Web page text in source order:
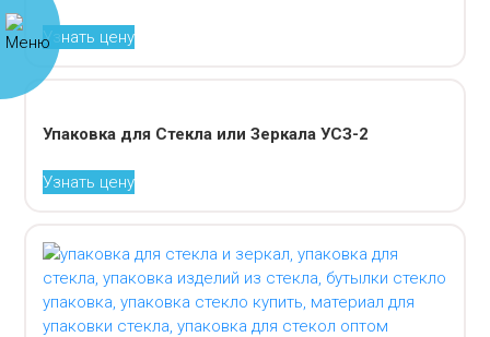
Узнать цену
Упаковка для Стекла или Зеркала УСЗ-2
Узнать цену